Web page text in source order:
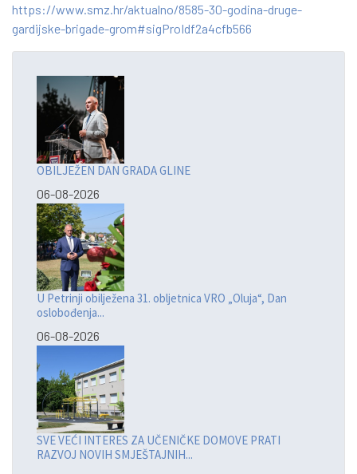
https://www.smz.hr/aktualno/8585-30-godina-druge-
gardijske-brigade-grom#sigProIdf2a4cfb566
OBILJEŽEN DAN GRADA GLINE
06-08-2026
U Petrinji obilježena 31. obljetnica VRO „Oluja“, Dan
oslobođenja...
06-08-2026
SVE VEĆI INTERES ZA UČENIČKE DOMOVE PRATI
RAZVOJ NOVIH SMJEŠTAJNIH...